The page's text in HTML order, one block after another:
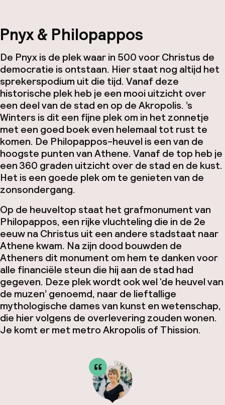
Pnyx & Philopappos
De Pnyx is de plek waar in 500 voor Christus de
democratie is ontstaan. Hier staat nog altijd het
sprekerspodium uit die tijd. Vanaf deze
historische plek heb je een mooi uitzicht over
een deel van de stad en op de Akropolis. ’s
Winters is dit een fijne plek om in het zonnetje
met een goed boek even helemaal tot rust te
komen. De Philopappos-heuvel is een van de
hoogste punten van Athene. Vanaf de top heb je
een 360 graden uitzicht over de stad en de kust.
Het is een goede plek om te genieten van de
zonsondergang.
Op de heuveltop staat het grafmonument van
Philopappos, een rijke vluchteling die in de 2e
eeuw na Christus uit een andere stadstaat naar
Athene kwam. Na zijn dood bouwden de
Atheners dit monument om hem te danken voor
alle financiële steun die hij aan de stad had
gegeven. Deze plek wordt ook wel ‘de heuvel van
de muzen’ genoemd, naar de lieftallige
mythologische dames van kunst en wetenschap,
die hier volgens de overlevering zouden wonen.
Je komt er met metro Akropolis of Thission.